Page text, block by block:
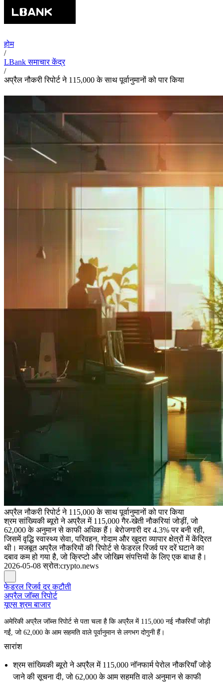
होम
/
LBank समाचार केंद्र
/
अप्रैल नौकरी रिपोर्ट ने 115,000 के साथ पूर्वानुमानों को पार किया
अप्रैल नौकरी रिपोर्ट ने 115,000 के साथ पूर्वानुमानों को पार किया
श्रम सांख्यिकी ब्यूरो ने अप्रैल में 115,000 गैर-खेती नौकरियां जोड़ीं, जो
62,000 के अनुमान से काफी अधिक हैं। बेरोजगारी दर 4.3% पर बनी रही,
जिसमें वृद्धि स्वास्थ्य सेवा, परिवहन, गोदाम और खुदरा व्यापार क्षेत्रों में केंद्रित
थी। मजबूत अप्रैल नौकरियों की रिपोर्ट से फेडरल रिजर्व पर दरें घटाने का
दबाव कम हो गया है, जो क्रिप्टो और जोखिम संपत्तियों के लिए एक बाधा है।
2026-05-08 स्रोत:crypto.news
फेडरल रिजर्व दर कटौती
अप्रैल जॉब्स रिपोर्ट
यूएस श्रम बाजार
अमेरिकी अप्रैल जॉब्स रिपोर्ट से पता चला है कि अप्रैल में 115,000 नई नौकरियाँ जोड़ी
गईं, जो 62,000 के आम सहमति वाले पूर्वानुमान से लगभग दोगुनी हैं।
सारांश
श्रम सांख्यिकी ब्यूरो ने अप्रैल में 115,000 नॉनफार्म पेरोल नौकरियाँ जोड़े
जाने की सूचना दी, जो 62,000 के आम सहमति वाले अनुमान से काफी